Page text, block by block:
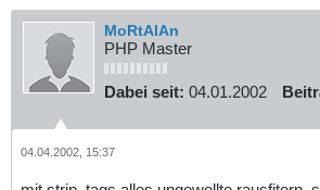
MoRtAlAn
PHP Master
Dabei seit: 04.01.2002
04.04.2002, 15:37